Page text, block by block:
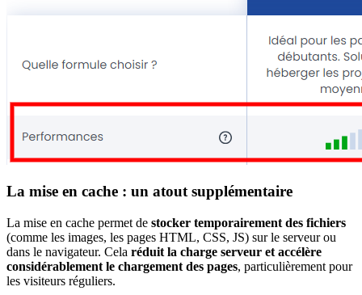
La mise en cache : un atout supplémentaire
La mise en cache permet de stocker temporairement des fichiers
(comme les images, les pages HTML, CSS, JS) sur le serveur ou
dans le navigateur. Cela réduit la charge serveur et accélère
considérablement le chargement des pages, particulièrement pour
les visiteurs réguliers.